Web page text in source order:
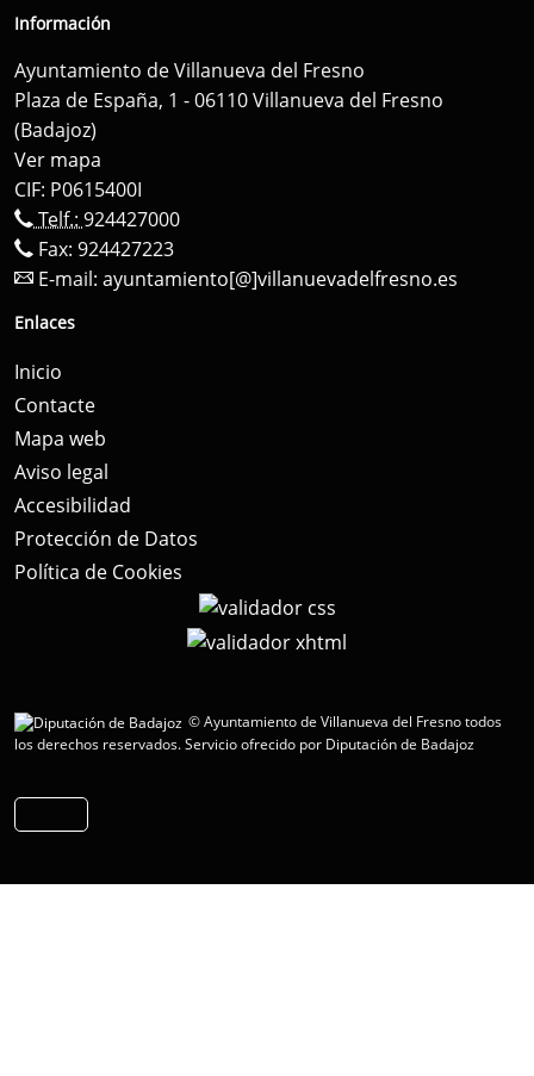
Información
Ayuntamiento de Villanueva del Fresno
Plaza de España, 1 - 06110 Villanueva del Fresno
(Badajoz)
Ver mapa
CIF: P0615400I
Telf.: 924427000
Fax: 924427223
E-mail: ayuntamiento[@]villanuevadelfresno.es
Enlaces
Inicio
Contacte
Mapa web
Aviso legal
Accesibilidad
Protección de Datos
Política de Cookies
© Ayuntamiento de Villanueva del Fresno todos
los derechos reservados.Servicio ofrecido por Diputación de Badajoz